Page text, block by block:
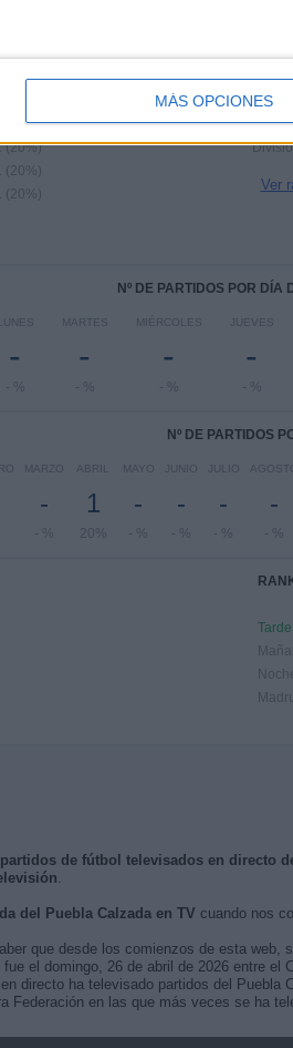
MÁS OPCIONES
2 (40%)
(20%)
1 (20%)
1 (20%)
Ver
Nº DE PARTIDOS POR DÍA
LUNES
-
- %
MARTES
-
- %
MIÉRCOLES
-
- %
JUEVES
-
- %
Nº DE PARTIDOS
MARZO
-
- %
ABRIL
1
20%
MAYO
-
- %
JUNIO
-
- %
JULIO
-
- %
-
- %
Tarde
partidos de fútbol televisados en directo
.
del Puebla Calzada en TV cuando nos
que desde los comienzos de esta web,
el domingo, 26 de abril de 2026 entre el
directo ha televisado partidos del Puebla
Federación en las que más veces se ha